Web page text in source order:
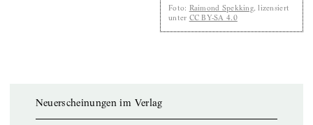
Foto: Raimond Spekking, lizensiert
unter CC BY-SA 4.0
Neuerscheinungen im Verlag